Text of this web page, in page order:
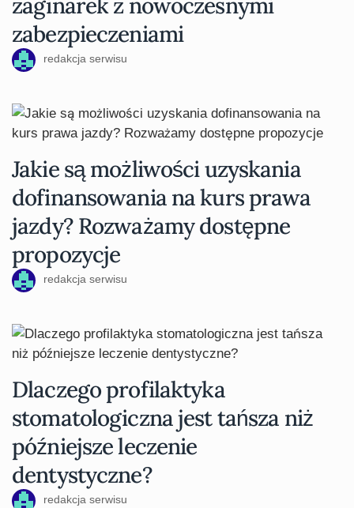
zabezpieczeniami
redakcja serwisu
Jakie są możliwości uzyskania
dofinansowania na kurs prawa
jazdy? Rozważamy dostępne
propozycje
redakcja serwisu
Dlaczego profilaktyka
stomatologiczna jest tańsza niż
późniejsze leczenie
dentystyczne?
redakcja serwisu